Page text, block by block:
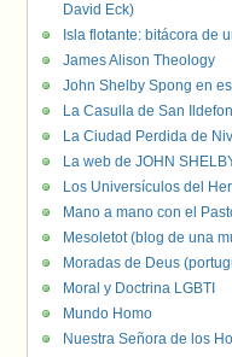
David Eck)
Isla flotante: bitácora de
James Alison Theology
John Shelby Spong en
La Casulla de San
La Ciudad Perdida de
La web de JOHN
Los Universículos del
Mano a mano con el
Mesoletot (blog de una
Moradas de Deus
Moral y Doctrina LGBTI
Mundo Homo
Nuestra Señora de los